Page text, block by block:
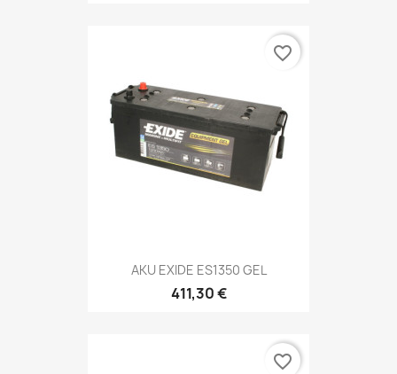
AKU EXIDE ES1350 GEL
411,30 €
favorite_border
favorite_border